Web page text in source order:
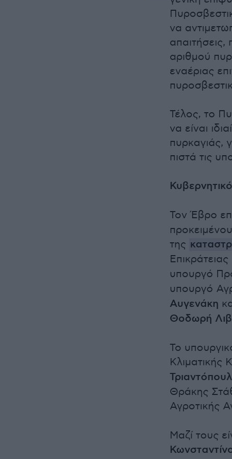
να
αριθμού
εναέριας
Τέλος, το
να είναι
πυρκαγιάς,
πιστά τις
Τον Έβρο
της
Επικράτειας
υπουργό
υπουργό
Αυγενάκη
Θοδωρή
Το
Κλιματικής
Θράκης
Αγροτικής
Μαζί τους